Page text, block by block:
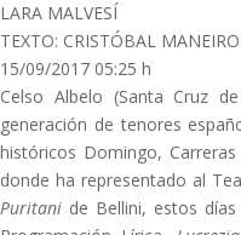
LARA MALVESÍ
TEXTO: CRISTÓBAL MANEIRO
15/09/2017 05:25 h
Celso Albelo (Santa Cruz
generación de tenores
históricos Domingo,
donde ha representado al
Puritani de Bellini, estos